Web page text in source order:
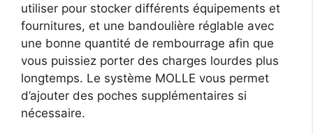
utiliser pour stocker différents équipements et
fournitures, et une bandoulière réglable avec
une bonne quantité de rembourrage afin que
vous puissiez porter des charges lourdes plus
longtemps. Le système MOLLE vous permet
d’ajouter des poches supplémentaires si
nécessaire.